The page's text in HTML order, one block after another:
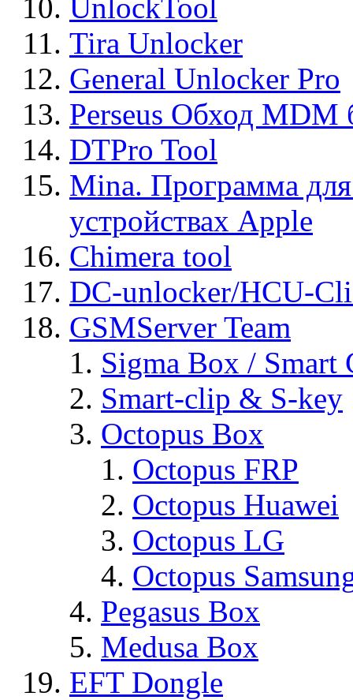
UnlockTool
Tira Unlocker
General Unlocker Pro
Perseus Обход MDM
DTPro Tool
Mina. Программа
устройствах Apple
Chimera tool
DC-unlocker/HCU-
GSMServer Team
Sigma Box / Smart
Smart-clip & S-key
Octopus Box
Octopus FRP
Octopus Huawei
Octopus LG
Octopus
Pegasus Box
Medusa Box
EFT Dongle